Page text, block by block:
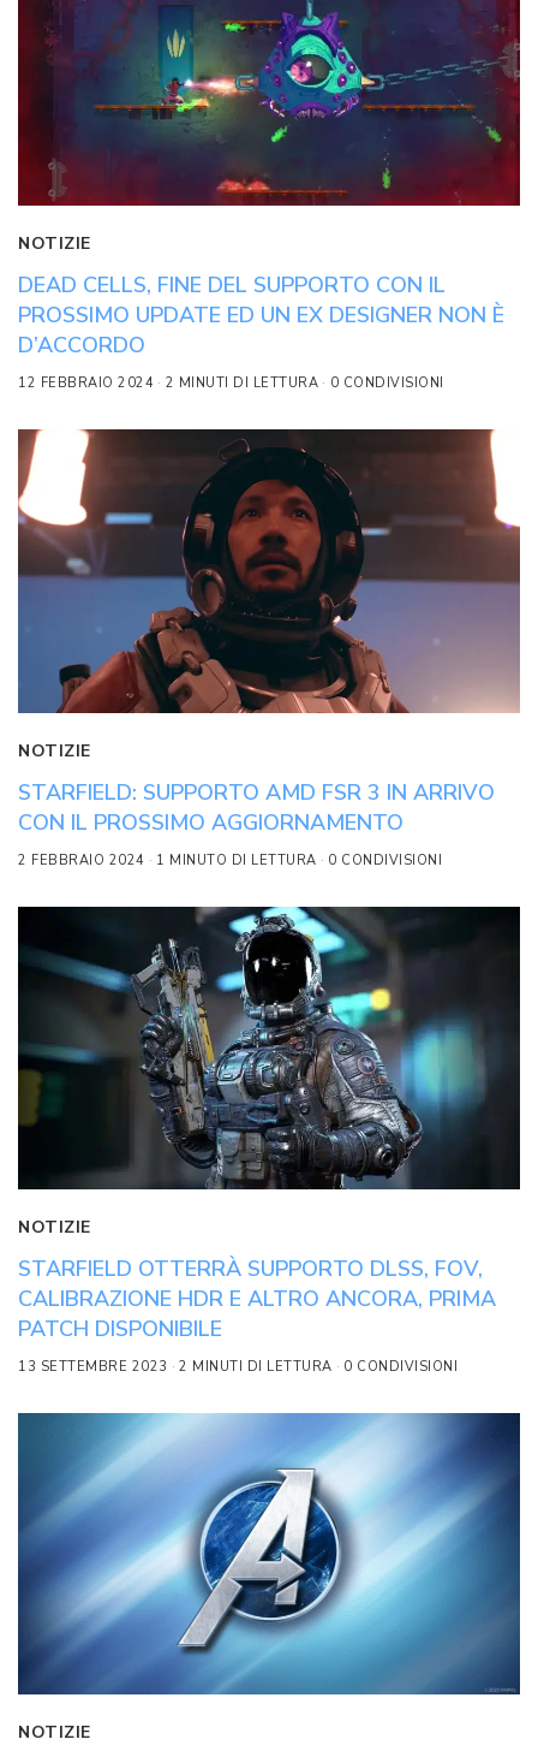
NOTIZIE
DEAD CELLS, FINE DEL SUPPORTO CON IL
PROSSIMO UPDATE ED UN EX DESIGNER NON È
D’ACCORDO
12 FEBBRAIO 2024 2 MINUTI DI LETTURA 0 CONDIVISIONI
NOTIZIE
STARFIELD: SUPPORTO AMD FSR 3 IN ARRIVO
CON IL PROSSIMO AGGIORNAMENTO
2 FEBBRAIO 2024 1 MINUTO DI LETTURA 0 CONDIVISIONI
NOTIZIE
STARFIELD OTTERRÀ SUPPORTO DLSS, FOV,
CALIBRAZIONE HDR E ALTRO ANCORA, PRIMA
PATCH DISPONIBILE
13 SETTEMBRE 2023 2 MINUTI DI LETTURA 0 CONDIVISIONI
NOTIZIE